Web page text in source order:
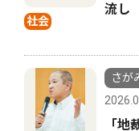
社会
流し
さが
「